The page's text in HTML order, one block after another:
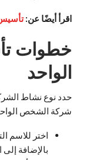
اقرأ أيضًا عن:
خطوات
الواحد
حدد نوع نشاط
شركة الشخص الواحد
اختر للاسم
بالإضافة